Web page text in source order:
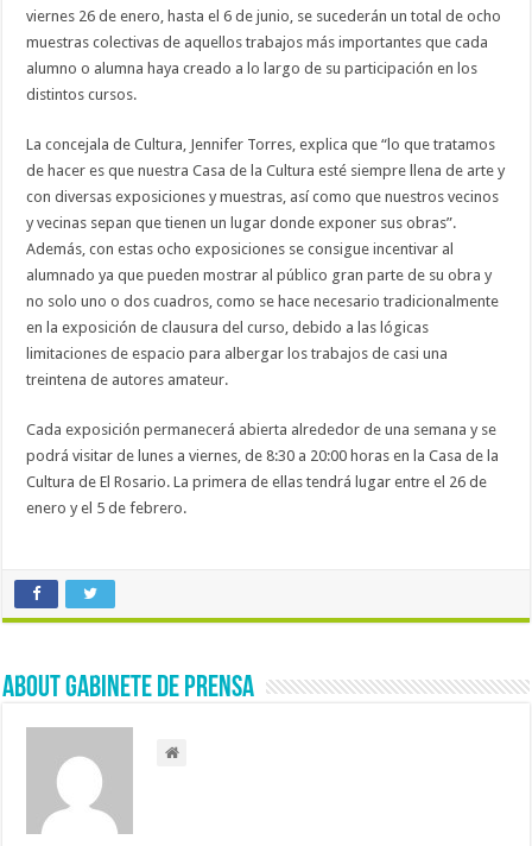
viernes 26 de enero, hasta el 6 de junio, se sucederán un total de ocho
muestras colectivas de aquellos trabajos más importantes que cada
alumno o alumna haya creado a lo largo de su participación en los
distintos cursos.
La concejala de Cultura, Jennifer Torres, explica que “lo que tratamos
de hacer es que nuestra Casa de la Cultura esté siempre llena de arte y
con diversas exposiciones y muestras, así como que nuestros vecinos
y vecinas sepan que tienen un lugar donde exponer sus obras”.
Además, con estas ocho exposiciones se consigue incentivar al
alumnado ya que pueden mostrar al público gran parte de su obra y
no solo uno o dos cuadros, como se hace necesario tradicionalmente
en la exposición de clausura del curso, debido a las lógicas
limitaciones de espacio para albergar los trabajos de casi una
treintena de autores amateur.
Cada exposición permanecerá abierta alrededor de una semana y se
podrá visitar de lunes a viernes, de 8:30 a 20:00 horas en la Casa de la
Cultura de El Rosario. La primera de ellas tendrá lugar entre el 26 de
enero y el 5 de febrero.
About Gabinete de Prensa